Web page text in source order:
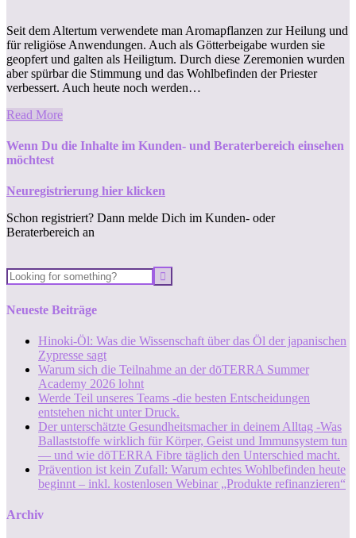
Seit dem Altertum verwendete man Aromapflanzen zur Heilung und
für religiöse Anwendungen. Auch als Götterbeigabe wurden sie
geopfert und galten als Heiligtum. Durch diese Zeremonien wurden
aber spürbar die Stimmung und das Wohlbefinden der Priester
verbessert. Auch heute noch werden…
Read More
Wenn Du die Inhalte im Kunden- und Beraterbereich einsehen
möchtest
Neuregistrierung hier klicken
Schon registriert? Dann melde Dich im Kunden- oder
Beraterbereich an
Neueste Beiträge
Hinoki-Öl: Was die Wissenschaft über das Öl der japanischen
Zypresse sagt
Warum sich die Teilnahme an der dōTERRA Summer
Academy 2026 lohnt
Werde Teil unseres Teams -die besten Entscheidungen
entstehen nicht unter Druck.
Der unterschätzte Gesundheitsmacher in deinem Alltag -Was
Ballaststoffe wirklich für Körper, Geist und Immunsystem tun
— und wie dōTERRA Fibre täglich den Unterschied macht.
Prävention ist kein Zufall: Warum echtes Wohlbefinden heute
beginnt – inkl. kostenlosen Webinar „Produkte refinanzieren“
Archiv